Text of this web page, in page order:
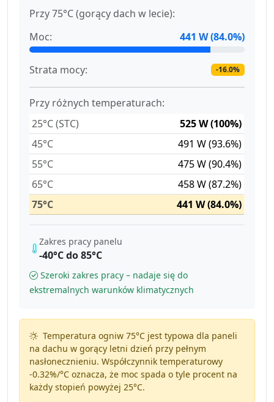
Przy 75°C (gorący dach w lecie):
Moc:
441 W (84.0%)
Strata mocy: -16.0%
Przy różnych temperaturach:
25°C (STC)
525 W (100%)
45°C
491 W (93.6%)
55°C
475 W (90.4%)
65°C
458 W (87.2%)
75°C
441 W (84.0%)
Zakres pracy panelu
-40°C do 85°C
Szeroki zakres pracy – nadaje się do
ekstremalnych warunków klimatycznych
Temperatura ogniw 75°C jest typowa dla paneli
na dachu w gorący letni dzień przy pełnym
nasłonecznieniu. Współczynnik temperaturowy
-0.32%/°Coznacza, że moc spada o tyle procent na
każdy stopień powyżej 25°C.